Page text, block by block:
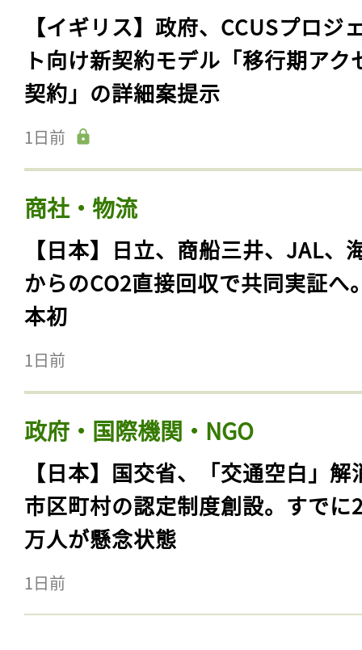
【イギリス】政府、CCUSプロジ
ト向け新契約モデル「移行期アク
契約」の詳細案提示
1日前
商社・物流
【日本】日立、商船三井、JAL、
からのCO2直接回収で共同実証へ
本初
1日前
政府・国際機関・NGO
【日本】国交省、「交通空白」解
市区町村の認定制度創設。すでに
万人が懸念状態
1日前